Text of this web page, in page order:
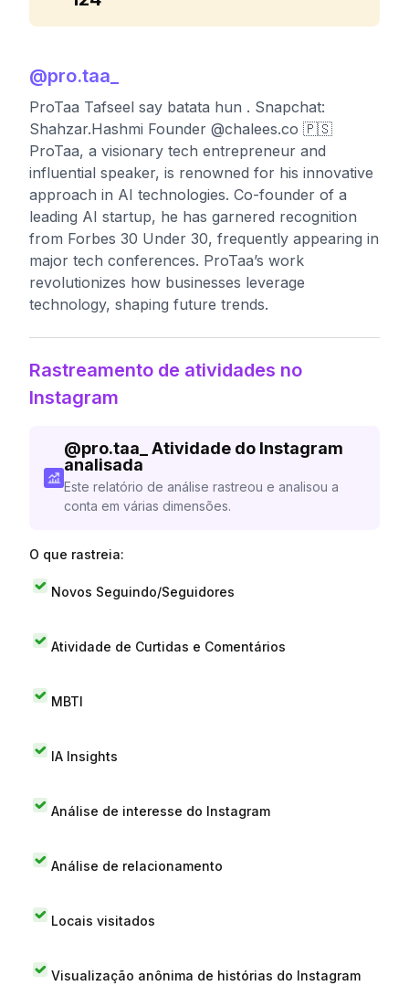
@pro.taa_
ProTaa Tafseel say batata hun . Snapchat:
Shahzar.Hashmi Founder @chalees.co 🇵🇸
ProTaa, a visionary tech entrepreneur and
influential speaker, is renowned for his innovative
approach in AI technologies. Co-founder of a
leading AI startup, he has garnered recognition
from Forbes 30 Under 30, frequently appearing in
major tech conferences. ProTaa’s work
revolutionizes how businesses leverage
technology, shaping future trends.
Rastreamento de atividades no
Instagram
@pro.taa_
Atividade do Instagram
analisada
Este relatório de análise rastreou e analisou a
conta em várias dimensões.
O que rastreia:
Novos Seguindo/Seguidores
Atividade de Curtidas e Comentários
MBTI
IA Insights
Análise de interesse do Instagram
Análise de relacionamento
Locais visitados
Visualização anônima de histórias do Instagram